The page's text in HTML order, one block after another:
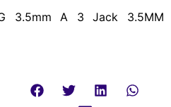
3.5mm A 3 Jack 3.5MM